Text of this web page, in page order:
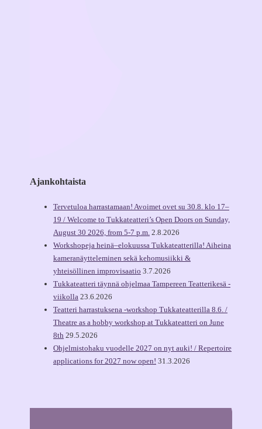
Ajankohtaista
Tervetuloa harrastamaan! Avoimet ovet su 30.8. klo 17–
19 / Welcome to Tukkateatteri’s Open Doors on Sunday,
August 30 2026, from 5-7 p.m. 2.8.2026
Workshopeja heinä–elokuussa Tukkateatterilla! Aiheina
kameranäytteleminen sekä kehomusiikki &
yhteisöllinen improvisaatio 3.7.2026
Tukkateatteri täynnä ohjelmaa Tampereen Teatterikesä -
viikolla 23.6.2026
Teatteri harrastuksena -workshop Tukkateatterilla 8.6. /
Theatre as a hobby workshop at Tukkateatteri on June
8th 29.5.2026
Ohjelmistohaku vuodelle 2027 on nyt auki! / Repertoire
applications for 2027 now open! 31.3.2026